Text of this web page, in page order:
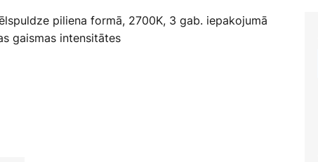
piliena formā, 2700K, 3 gab. iepakojumā
gaismas intensitātes